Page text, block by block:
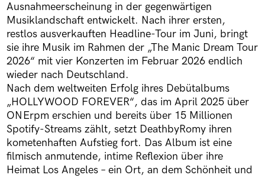
Ausnahmeerscheinung in der gegenwärtigen
Musiklandschaft entwickelt. Nach ihrer ersten,
restlos ausverkauften Headline-Tour im Juni, bringt
sie ihre Musik im Rahmen der „The Manic Dream Tour
2026“ mit vier Konzerten im Februar 2026 endlich
wieder nach Deutschland.
Nach dem weltweiten Erfolg ihres Debütalbums
„HOLLYWOOD FOREVER“, das im April 2025 über
ONErpm erschien und bereits über 15 Millionen
Spotify-Streams zählt, setzt DeathbyRomy ihren
kometenhaften Aufstieg fort. Das Album ist eine
filmisch anmutende, intime Reflexion über ihre
Heimat Los Angeles – ein Ort, an dem Schönheit und